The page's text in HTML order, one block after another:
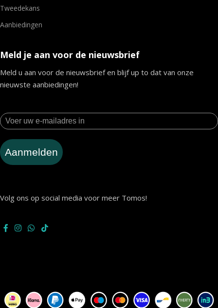
Tweedekans
Aanbiedingen
Meld je aan voor de nieuwsbrief
Meld u aan voor de nieuwsbrief en blijf up to dat van onze
nieuwste aanbiedingen!
Aanmelden
Volg ons op social media voor meer Tomos!